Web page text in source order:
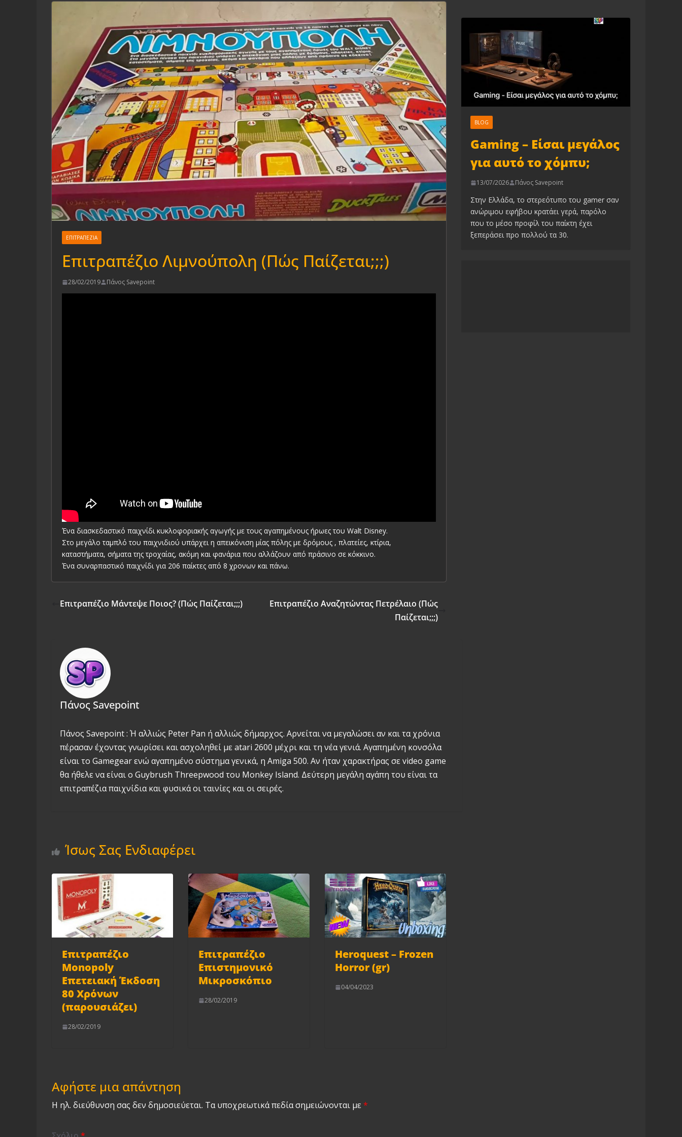
ΕΠΙΤΡΑΠΕΖΙΑ
Επιτραπέζιο Λιμνούπολη (Πώς Παίζεται;;;)
28/02/2019 Πάνος Savepoint
Ένα διασκεδαστικό παιχνίδι κυκλοφοριακής αγωγής με τους αγαπημένους ήρωες του Walt Disney.
Στο μεγάλο ταμπλό του παιχνιδιού υπάρχει η απεικόνιση μίας πόλης με δρόμους , πλατείες, κτίρια,
καταστήματα, σήματα της τροχαίας, ακόμη και φανάρια που αλλάζουν από πράσινο σε κόκκινο.
Ένα συναρπαστικό παιχνίδι για 206 παίκτες από 8 χρονων και πάνω.
Επιτραπέζιο Μάντεψε Ποιος? (Πώς Παίζεται;;;)
Επιτραπέζιο Αναζητώντας Πετρέλαιο (Πώς
Παίζεται;;;)
Πάνος Savepoint
Πάνος Savepoint : Ή αλλιώς Peter Pan ή αλλιώς δήμαρχος. Αρνείται να μεγαλώσει αν και τα χρόνια
πέρασαν έχοντας γνωρίσει και ασχοληθεί με atari 2600 μέχρι και τη νέα γενιά. Αγαπημένη κονσόλα
είναι το Gamegear ενώ αγαπημένο σύστημα γενικά, η Amiga 500. Αν ήταν χαρακτήρας σε video game
θα ήθελε να είναι ο Guybrush Threepwood του Monkey Island. Δεύτερη μεγάλη αγάπη του είναι τα
επιτραπέζια παιχνίδια και φυσικά οι ταινίες και οι σειρές.
Ίσως Σας Ενδιαφέρει
Επιτραπέζιο
Monopoly
Επετειακή Έκδοση
80 Χρόνων
(παρουσιάζει)
28/02/2019
Επιτραπέζιο
Επιστημονικό
Μικροσκόπιο
28/02/2019
Heroquest – Frozen
Horror (gr)
04/04/2023
Αφήστε μια απάντηση
Η ηλ. διεύθυνση σας δεν δημοσιεύεται. Τα υποχρεωτικά πεδία σημειώνονται με*
BLOG
Gaming – Είσαι μεγάλος
για αυτό το χόμπυ;
13/07/2026 Πάνος Savepoint
Στην Ελλάδα, το στερεότυπο του gamer σαν
ανώριμου εφήβου κρατάει γερά, παρόλο
που το μέσο προφίλ του παίκτη έχει
ξεπεράσει προ πολλού τα 30.